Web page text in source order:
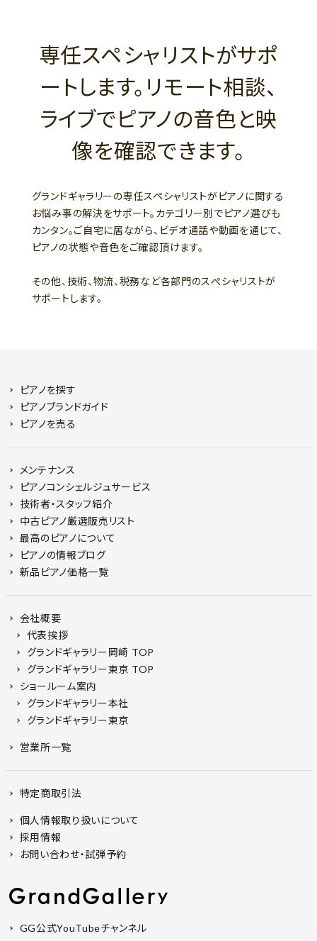
専任スペシャリストがサポ
ートします。リモート相談、
ライブでピアノの音色と映
像を確認できます。
グランドギャラリーの専任スペシャリストがピアノに関する
お悩み事の解決をサポート。カテゴリー別でピアノ選びも
カンタン。ご自宅に居ながら、ビデオ通話や動画を通じて、
ピアノの状態や音色をご確認頂けます。
その他、技術、物流、税務など各部門のスぺシャリストが
サポートします。
ピアノを探す
ピアノブランドガイド
ピアノを売る
メンテナンス
ピアノコンシェルジュサービス
技術者・スタッフ紹介
中古ピアノ厳選販売リスト
最高のピアノについて
ピアノの情報ブログ
新品ピアノ価格一覧
会社概要
代表挨拶
グランドギャラリー岡崎 TOP
グランドギャラリー東京 TOP
ショールーム案内
グランドギャラリー本社
グランドギャラリー東京
営業所一覧
特定商取引法
個人情報取り扱いについて
採用情報
お問い合わせ・試弾予約
GG公式YouTubeチャンネル